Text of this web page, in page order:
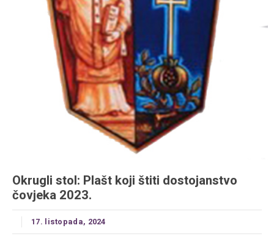
Okrugli stol: Plašt koji štiti dostojanstvo
čovjeka 2023.
17. listopada, 2024